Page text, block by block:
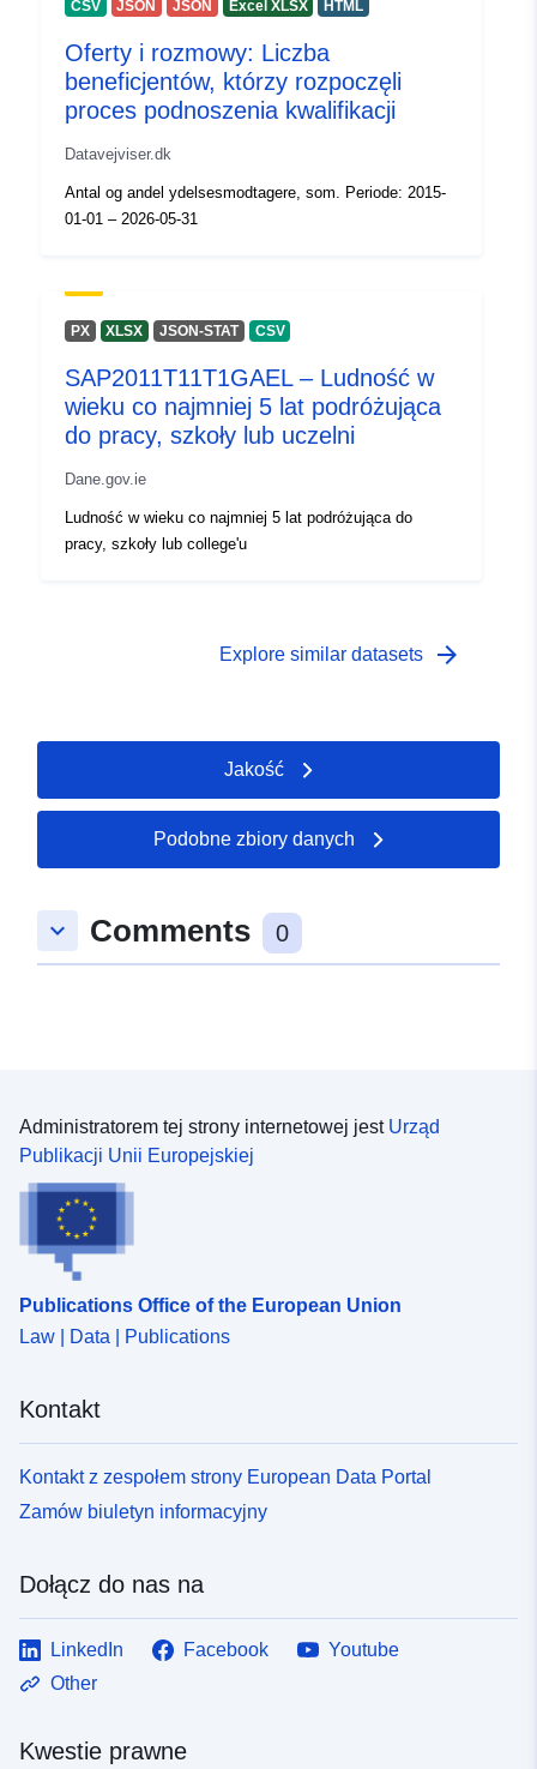
CSV JSON JSON Excel XLSX HTML
Oferty i rozmowy: Liczba
beneficjentów, którzy rozpoczęli
proces podnoszenia kwalifikacji
Datavejviser.dk
Antal og andel ydelsesmodtagere, som. Periode: 2015-
01-01 – 2026-05-31
PX XLSX JSON-STAT CSV
SAP2011T11T1GAEL – Ludność w
wieku co najmniej 5 lat podróżująca
do pracy, szkoły lub uczelni
Dane.gov.ie
Ludność w wieku co najmniej 5 lat podróżująca do
pracy, szkoły lub college'u
Explore similar datasets arrow_forward
Jakość
Podobne zbiory danych
keyboard_arrow_down Comments 0
Administratorem tej strony internetowej jest Urząd
Publikacji Unii Europejskiej
Publications Office of the European Union
Law | Data | Publications
Kontakt
Kontakt z zespołem strony European Data Portal
Zamów biuletyn informacyjny
Dołącz do nas na
LinkedIn Facebook
Youtube
Other
Kwestie prawne